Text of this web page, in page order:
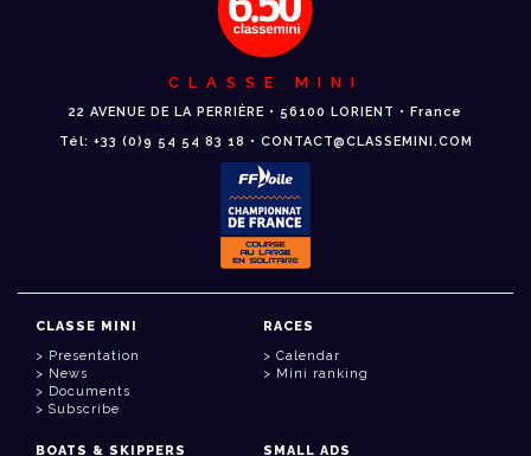
CLASSE MINI
22 AVENUE DE LA PERRIÈRE • 56100 LORIENT • France
Tél: +33 (0)9 54 54 83 18 • CONTACT@CLASSEMINI.COM
CLASSE MINI
Presentation
News
Documents
Subscribe
RACES
Calendar
Mini ranking
BOATS & SKIPPERS SMALL ADS